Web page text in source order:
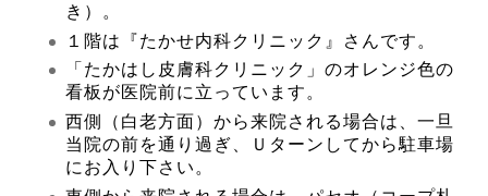
き）。
１階は『たかせ内科クリニック』さんです。
「たかはし皮膚科クリニック」のオレンジ色の
看板が医院前に立っています。
西側（白老方面）から来院される場合は、一旦
当院の前を通り過ぎ、Ｕターンしてから駐車場
にお入り下さい。